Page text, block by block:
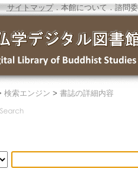
サイトマップ．本館について ． 諮問
検索エンジン > 書誌の詳細内容